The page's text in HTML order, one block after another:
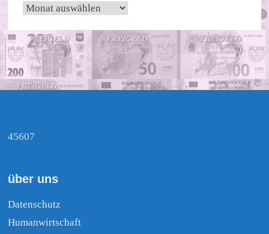
Archiv
45607
über uns
Datenschutz
Humanwirtschaft